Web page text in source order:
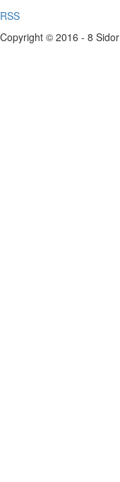
RSS
Copyright © 2016 - 8 Sidor